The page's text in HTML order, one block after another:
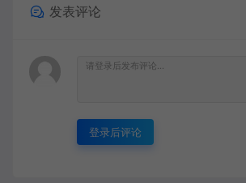
发表评论
登录后评论